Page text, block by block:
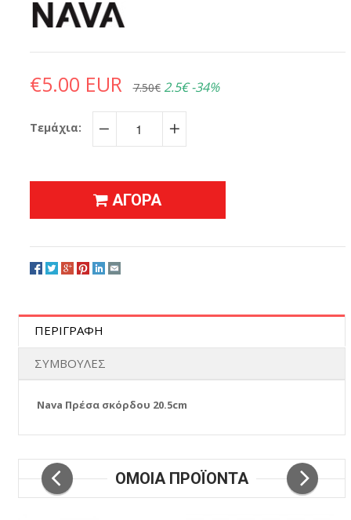
€5.00 EUR 7.50€ 2.5€ -34%
Τεμάχια:
− +
ΑΓΟΡΑ
ΠΕΡΙΓΡΑΦΗ
ΣΥΜΒΟΥΛΕΣ
Nava Πρέσα σκόρδου 20.5cm
ΟΜΟΙΑ ΠΡΟΪΟΝΤΑ